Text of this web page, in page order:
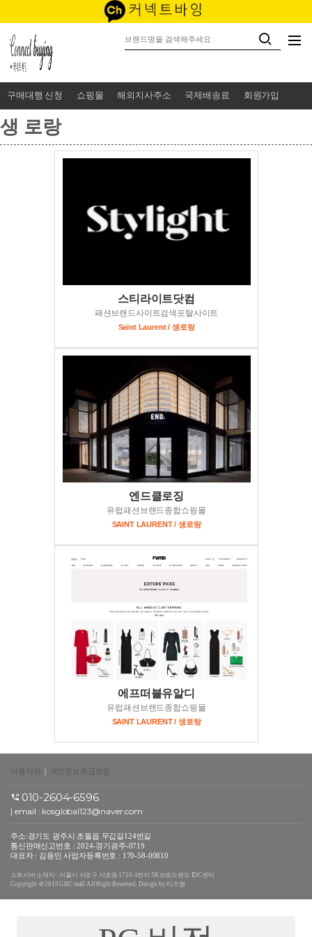
구매대행 신청 쇼핑몰 해외지사주소 국제배송료 회원가입
생 로랑
스티라이트닷컴
패션브랜드사이트검색포탈사이트
Saint Laurent / 생로랑
엔드클로징
유럽패션브랜드종합쇼핑몰
SAINT LAURENT / 생로랑
에프떠블유알디
유럽패션브랜드종합쇼핑몰
SAINT LAURENT / 생로랑
이용약관 | 개인정보취급방침
010-2604-6596
| email : kosglobal123@naver.com
주소:경기도 광주시 초월읍 무갑길124번길
통신판매신고번호 : 2024-경기광주-0719
대표자 : 김용민 사업자등록번호 : 170-58-00810
스트서버 소재지 : 서울시 서초구 서초동 1710-1번지 SK브로드밴드 IDC센터
Copyright ＠2019 GBC mall All Right Reserved. Design by 티즈엠